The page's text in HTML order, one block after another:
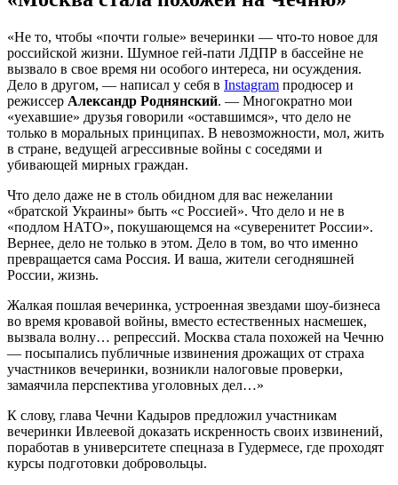
«Не то, чтобы «почти голые» вечеринки — что-то новое для
российской жизни. Шумное гей-пати ЛДПР в бассейне не
вызвало в свое время ни особого интереса, ни осуждения.
Дело в другом, — написал у себя в Instagram продюсер и
режиссер Александр Роднянский. — Многократно мои
«уехавшие» друзья говорили «оставшимся», что дело не
только в моральных принципах. В невозможности, мол, жить
в стране, ведущей агрессивные войны с соседями и
убивающей мирных граждан.
Что дело даже не в столь обидном для вас нежелании
«братской Украины» быть «с Россией». Что дело и не в
«подлом НАТО», покушающемся на «суверенитет России».
Вернее, дело не только в этом. Дело в том, во что именно
превращается сама Россия. И ваша, жители сегодняшней
России, жизнь.
Жалкая пошлая вечеринка, устроенная звездами шоу-бизнеса
во время кровавой войны, вместо естественных насмешек,
вызвала волну… репрессий. Москва стала похожей на Чечню
— посыпались публичные извинения дрожащих от страха
участников вечеринки, возникли налоговые проверки,
замаячила перспектива уголовных дел…»
К слову, глава Чечни Кадыров предложил участникам
вечеринки Ивлеевой доказать искренность своих извинений,
поработав в университете спецназа в Гудермесе, где проходят
курсы подготовки добровольцы.